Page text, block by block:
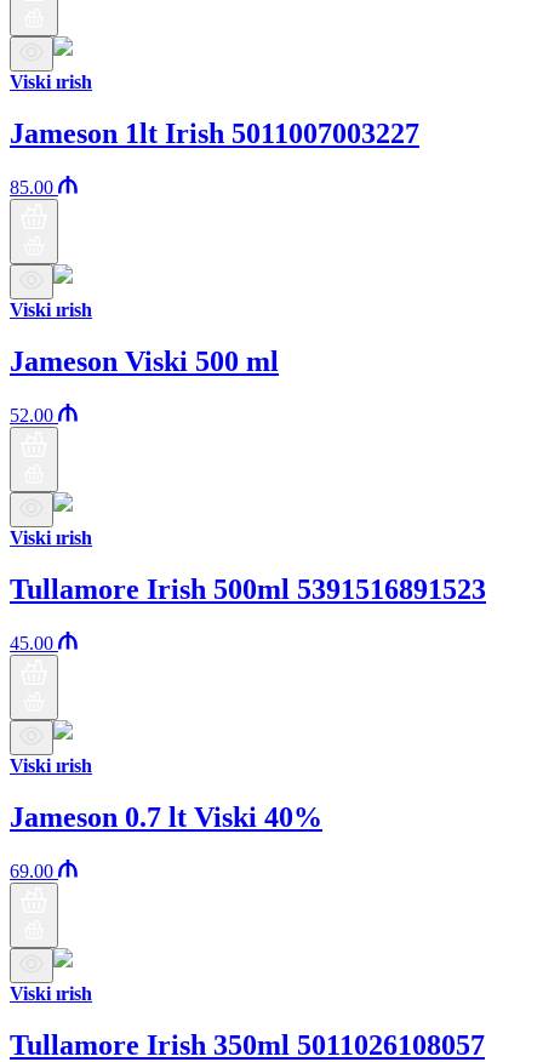
Viski ırish
Jameson 1lt Irish 5011007003227
85.00
Viski ırish
Jameson Viski 500 ml
52.00
Viski ırish
Tullamore Irish 500ml 5391516891523
45.00
Viski ırish
Jameson 0.7 lt Viski 40%
69.00
Viski ırish
Tullamore Irish 350ml 5011026108057